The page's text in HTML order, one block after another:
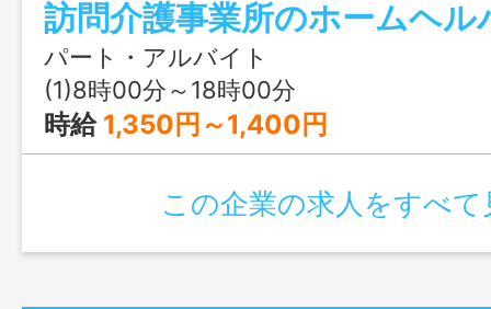
給が発生する時間拘束型なので、サービ
る変動がなく安定した収入が確保でき
助（掃除、洗濯、薬の受取り） ・身体介
動、排せつ等） ・自立生活支援のため
家事等） ・事務所内での電話応対や書
ど ＊変更範囲：変更なし
パート・アルバイト
(1)8時00分～18時00分
時給 1,350円～1,400円
この企業の求人をすべて